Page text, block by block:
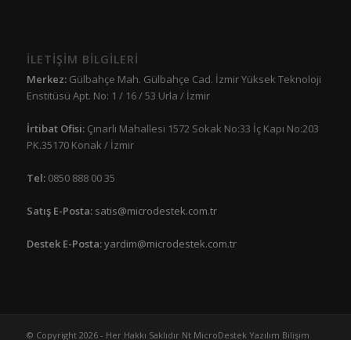
İLETİŞİM BİLGİLERİ
Merkez:Gülbahçe Mah. Gülbahçe Cad. İzmir Yüksek Teknoloji
Enstitüsü Apt. No: 1 / 16 / 53 Urla / İzmir
İrtibat Ofisi: Çınarlı Mahallesi 1572 Sokak No:33 İç Kapı No:203
PK.35170 Konak / İzmir
Tel:0850 888 00 35
Satış E-Posta: satis@microdestek.com.tr
Destek E-Posta:yardim@microdestek.com.tr
© Copyright 2026 - Her Hakkı Saklıdır Nt MicroDestek Yazılım Bilişim